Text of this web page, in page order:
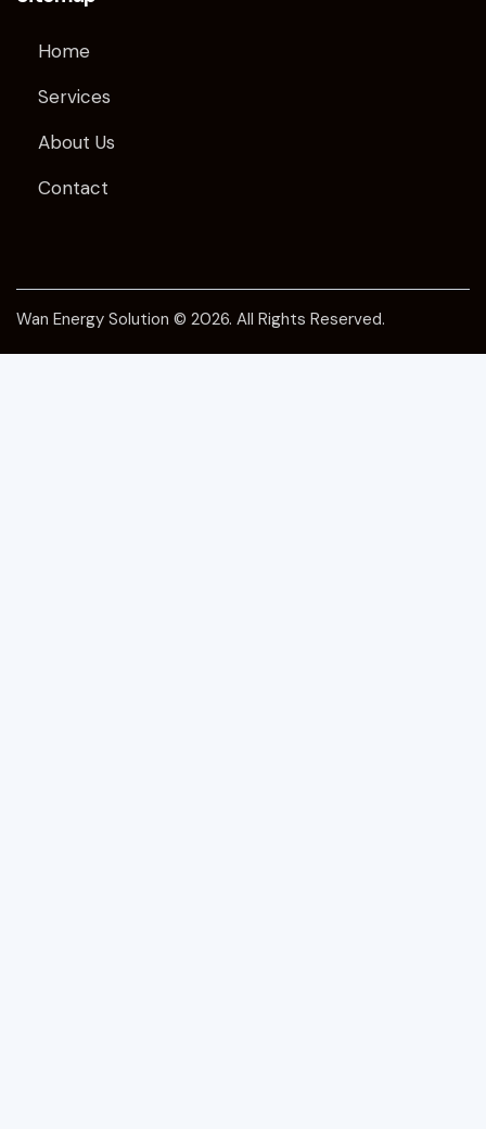
Home
Services
About Us
Contact
Wan Energy Solution © 2026. All Rights Reserved.